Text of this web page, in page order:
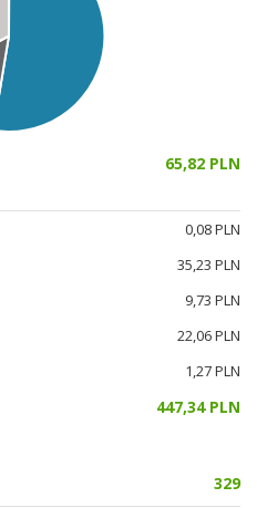
65,82 PLN
0,08 PLN
35,23 PLN
9,73 PLN
22,06 PLN
1,27 PLN
447,34 PLN
329